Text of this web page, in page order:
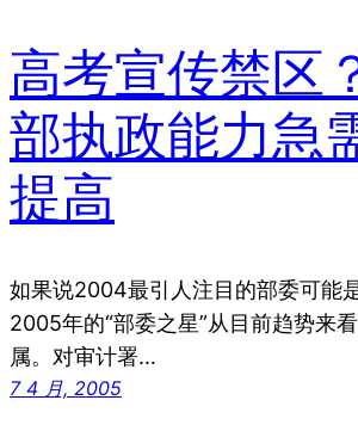
高考宣传禁区
部执政能力急
提高
如果说2004最引人注目的部委可能
2005年的“部委之星”从目前趋势来
属。对审计署…
7 4 月, 2005